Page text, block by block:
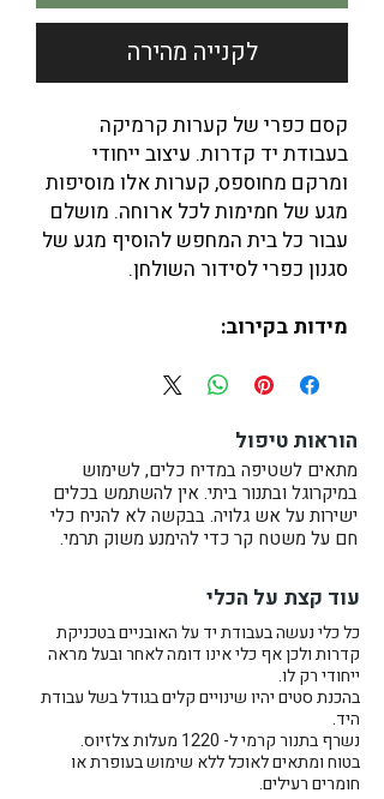
לקנייה מהירה
קסם כפרי של קערות קרמיקה
בעבודת יד קדרות. עיצוב ייחודי
ומרקם מחוספס, קערות אלו מוסיפות
מגע של חמימות לכל ארוחה. מושלם
עבור כל בית המחפש להוסיף מגע של
סגנון כפרי לסידור השולחן.
מידות בקירוב:
קוטר: 14 ס"מ
המחיר הנו לקערה אחת.
הן יהיו נהדרות כקערות קרמיקה
לקורנפלקס, דייסה, גרנולה, סלט אישי,
מרק, מנות אורז ונודלס או לקינוח.
כל קערה נעשית בעבודת יד על
האובניים בטכניקת קדרות. פנים
הקערה מזוגג בגלזורה לבנה מבריקה
והחוץ נשאר ללא זיגוג ומשאיר את
המראה הטבעי והארצי של החימר
השרוף.
הוראות טיפול
מתאים לשטיפה במדיח כלים, לשימוש
במיקרוגל ובתנור ביתי. אין להשתמש בכלים
ישירות על אש גלויה. בבקשה לא להניח כלי
חם על משטח קר כדי להימנע משוק תרמי.
עוד קצת על הכלי
כל כלי נעשה בעבודת יד על האובניים בטכניקת
קדרות ולכן אף כלי אינו דומה לאחר ובעל מראה
ייחודי רק לו.
בהכנת סטים יהיו שינויים קלים בגודל בשל עבודת
היד.
נשרף בתנור קרמי ל- 1220 מעלות צלזיוס.
בטוח ומתאים לאוכל ללא שימוש בעופרת או
חומרים רעילים.